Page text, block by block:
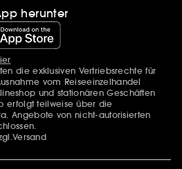
herunter
die exklusiven Vertriebsrechte für
vom Reiseeinzelhandel
und stationären Geschäften
erfolgt teilweise über die
Angebote von nicht-autorisierten